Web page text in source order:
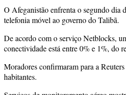
O Afeganistão enfrenta o segundo dia
telefonia móvel ao governo do Talibã.
De acordo com o serviço Netblocks,
conectividade está entre 0% e 1%, do
Moradores confirmaram para a
habitantes.